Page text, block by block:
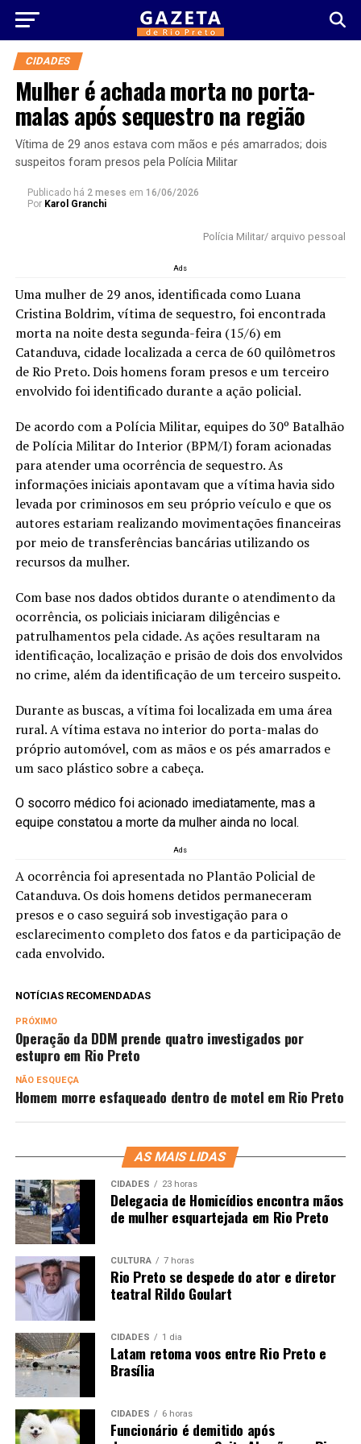
CIDADES
Mulher é achada morta no porta-
malas após sequestro na região
Vítima de 29 anos estava com mãos e pés amarrados; dois
suspeitos foram presos pela Polícia Militar
Publicado há 2 meses em 16/06/2026
Por Karol Granchi
Polícia Militar/ arquivo pessoal
Ads
Uma mulher de 29 anos, identificada como Luana
Cristina Boldrim, vítima de sequestro, foi encontrada
morta na noite desta segunda-feira (15/6) em
Catanduva, cidade localizada a cerca de 60 quilômetros
de Rio Preto. Dois homens foram presos e um terceiro
envolvido foi identificado durante a ação policial.
De acordo com a Polícia Militar, equipes do 30º Batalhão
de Polícia Militar do Interior (BPM/I) foram acionadas
para atender uma ocorrência de sequestro. As
informações iniciais apontavam que a vítima havia sido
levada por criminosos em seu próprio veículo e que os
autores estariam realizando movimentações financeiras
por meio de transferências bancárias utilizando os
recursos da mulher.
Com base nos dados obtidos durante o atendimento da
ocorrência, os policiais iniciaram diligências e
patrulhamentos pela cidade. As ações resultaram na
identificação, localização e prisão de dois dos envolvidos
no crime, além da identificação de um terceiro suspeito.
Durante as buscas, a vítima foi localizada em uma área
rural. A vítima estava no interior do porta-malas do
próprio automóvel, com as mãos e os pés amarrados e
um saco plástico sobre a cabeça.
O socorro médico foi acionado imediatamente, mas a
equipe constatou a morte da mulher ainda no local.
Ads
A ocorrência foi apresentada no Plantão Policial de
Catanduva. Os dois homens detidos permaneceram
presos e o caso seguirá sob investigação para o
esclarecimento completo dos fatos e da participação de
cada envolvido.
NOTÍCIAS RECOMENDADAS
PRÓXIMO
Operação da DDM prende quatro investigados por
estupro em Rio Preto
NÃO ESQUEÇA
Homem morre esfaqueado dentro de motel em Rio Preto
AS MAIS LIDAS
CIDADES 23 horas
Delegacia de Homicídios encontra mãos
de mulher esquartejada em Rio Preto
CULTURA 7 horas
Rio Preto se despede do ator e diretor
teatral Rildo Goulart
CIDADES 1 dia
Latam retoma voos entre Rio Preto e
Brasília
CIDADES 6 horas
Funcionário é demitido após